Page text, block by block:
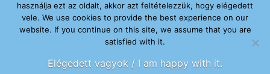
Elfogadom az Adatvédelmi Nyilatkozatot.
használja ezt az oldalt, akkor azt feltételezzük, hogy elégedett
vele. We use cookies to provide the best experience on our
website. If you continue on this site, we assume that you are
satisfied with it.
Elégedett vagyok / I am happy with it.